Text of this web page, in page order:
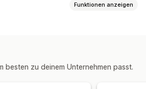
Funktionen anzeigen
besten zu deinem Unternehmen passt.